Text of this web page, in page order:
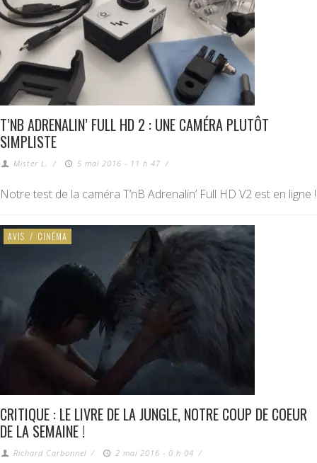
T’NB ADRENALIN’ FULL HD 2 : UNE CAMÉRA PLUTÔT
SIMPLISTE
Mister L. / 5 mai 2016 - 11 h 47 /
Notre test de la caméra T’nB Adrenalin’ Full HD V2 est en ligne !
AVIS / CINÉMA
CRITIQUE : LE LIVRE DE LA JUNGLE, NOTRE COUP DE COEUR
DE LA SEMAINE !
Richard Carbonnel / 2 mai 2016 - 0 h 04 /